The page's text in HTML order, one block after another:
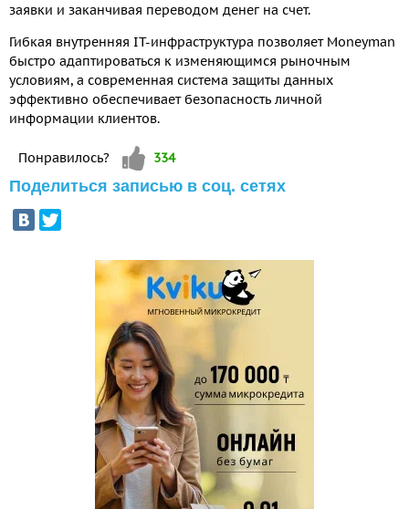
заявки и заканчивая переводом денег на счет.
Гибкая внутренняя IT-инфраструктура позволяет Moneyman
быстро адаптироваться к изменяющимся рыночным
условиям, а современная система защиты данных
эффективно обеспечивает безопасность личной
информации клиентов.
Понравилось? Vote up!
334
Поделиться записью в соц. сетях